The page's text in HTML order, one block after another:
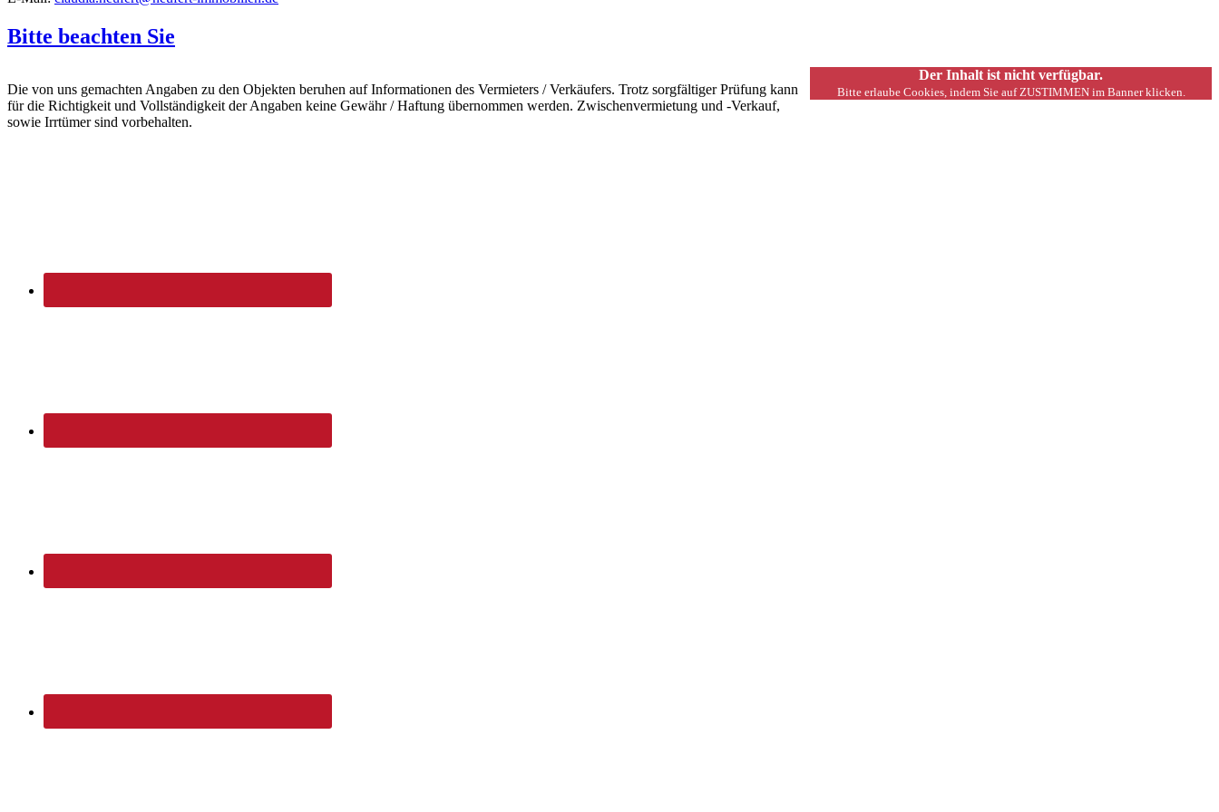
Bitte beachten Sie
Die von uns gemachten Angaben zu den Objekten beruhen auf Informationen des Vermieters / Verkäufers. Trotz sorgfältiger Prüfung kann
für die Richtigkeit und Vollständigkeit der Angaben keine Gewähr / Haftung übernommen werden. Zwischenvermietung und -Verkauf,
sowie Irrtümer sind vorbehalten.
Der Inhalt ist nicht verfügbar.
Bitte erlaube Cookies, indem Sie auf ZUSTIMMEN im Banner klicken.